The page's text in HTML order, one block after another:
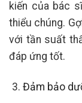
kiến của bác
thiểu chúng.
với tần suất
đáp ứng tốt.
Đảm bảo